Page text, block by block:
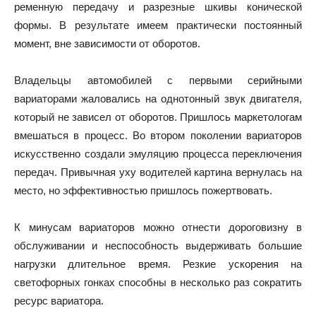
ременную передачу и разрезные шкивы конической
формы. В результате имеем практически постоянный
момент, вне зависимости от оборотов.
Владельцы автомобилей с первыми серийными
вариаторами жаловались на однотонный звук двигателя,
который не зависел от оборотов. Пришлось маркетологам
вмешаться в процесс. Во втором поколении вариаторов
искусственно создали эмуляцию процесса переключения
передач. Привычная уху водителей картина вернулась на
место, но эффективностью пришлось пожертвовать.
К минусам вариаторов можно отнести дороговизну в
обслуживании и неспособность выдерживать большие
нагрузки длительное время. Резкие ускорения на
светофорных гонках способны в несколько раз сократить
ресурс вариатора.